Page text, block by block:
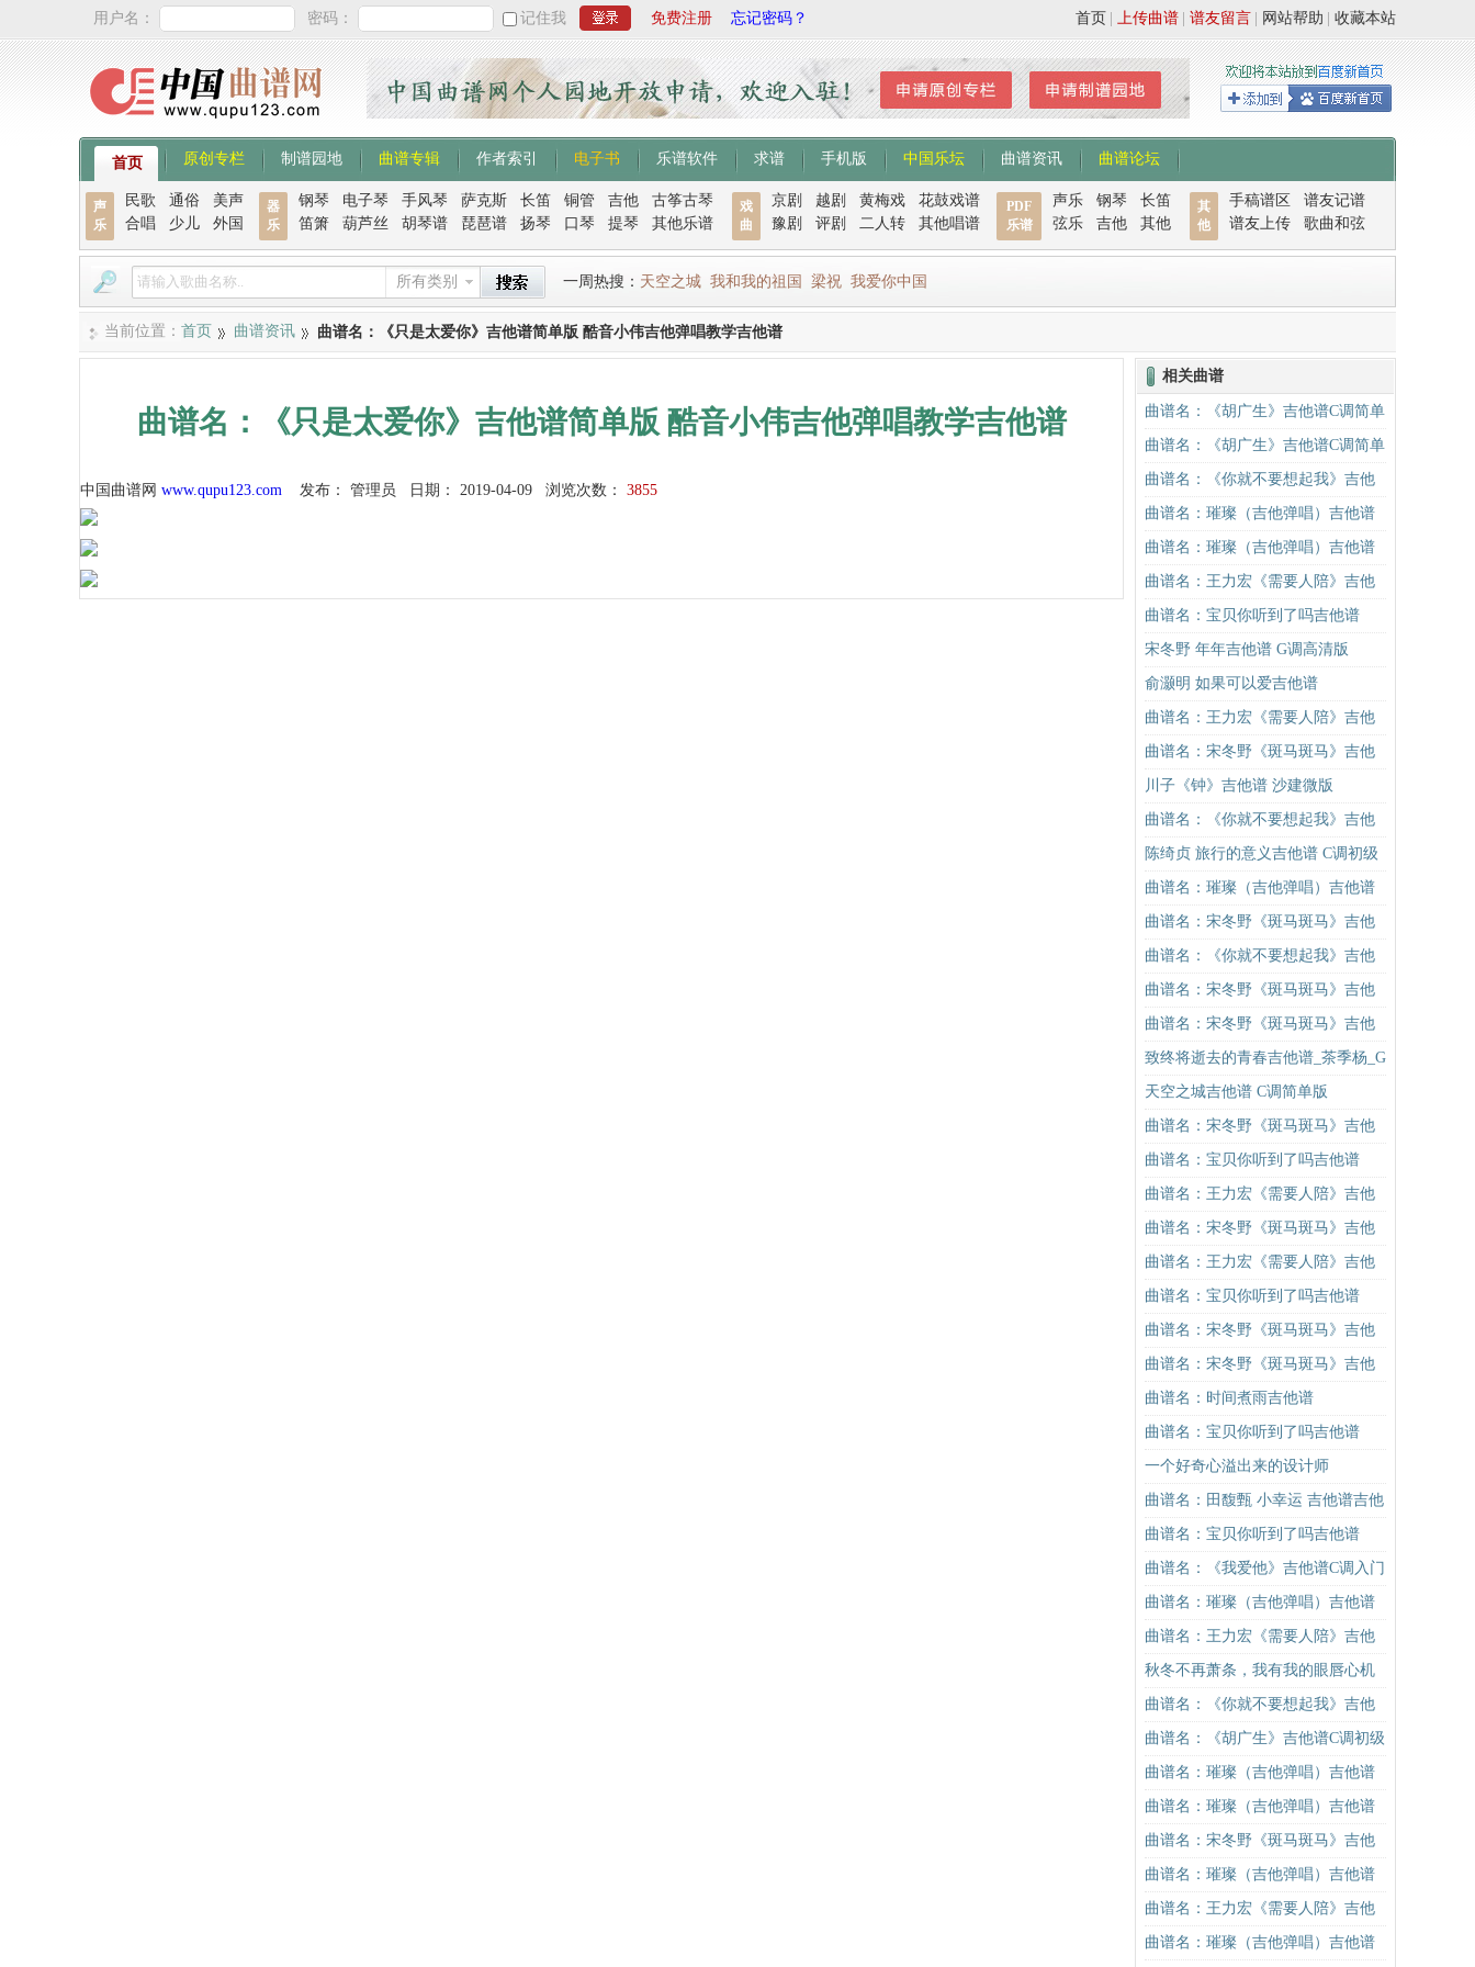
用户名： 密码： 记住我 免费注册 忘记密码？ 收藏本站
网站帮助
谱友留言
上传曲谱
首页
首页 原创专栏 制谱园地 曲谱专辑 作者索引 电子书 乐谱软件 求谱 手机版 中国乐坛 曲谱资讯 曲谱论坛
声
乐
民歌 通俗
美声
合唱
少儿 外国
器
乐
钢琴 电子琴 手风琴 萨克斯 长笛 铜管 吉他
古筝古琴
笛箫
葫芦丝 胡琴谱 琵琶谱 扬琴 口琴 提琴 其他乐谱
戏
曲
京剧 越剧 黄梅戏
花鼓戏谱
豫剧
评剧 二人转 其他唱谱
PDF
乐谱
声乐 钢琴
长笛
弦乐
吉他 其他
其
他
手稿谱区
谱友记谱
谱友上传
歌曲和弦
所有类别 一周热搜： 天空之城 我和我的祖国 梁祝 我爱你中国
当前位置： 首页 曲谱资讯 曲谱名：《只是太爱你》吉他谱简单版 酷音小伟吉他弹唱教学吉他谱
曲谱名：《只是太爱你》吉他谱简单版 酷音小伟吉他弹唱教学吉他谱
中国曲谱网 www.qupu123.com 发布： 管理员 日期： 2019-04-09 浏览次数： 3855
相关曲谱
曲谱名：《胡广生》吉他谱C调简单
版（酷音小伟吉他弹唱教学）吉他
谱
曲谱名：《胡广生》吉他谱C调简单
版（酷音小伟吉他弹唱教学）吉他
谱
曲谱名：《你就不要想起我》吉他
谱C调简单版吉他谱
曲谱名：璀璨（吉他弹唱）吉他谱
曲谱名：璀璨（吉他弹唱）吉他谱
曲谱名：王力宏《需要人陪》吉他
谱C调原版（酷音小伟吉他教学）吉
他谱
曲谱名：宝贝你听到了吗吉他谱
宋冬野 年年吉他谱 G调高清版
俞灏明 如果可以爱吉他谱
曲谱名：王力宏《需要人陪》吉他
谱C调原版（酷音小伟吉他教学）吉
他谱
曲谱名：宋冬野《斑马斑马》吉他
谱G调初级进阶版（酷音小伟吉他教
学）吉他谱
川子《钟》吉他谱 沙建微版
曲谱名：《你就不要想起我》吉他
谱C调简单版吉他谱
陈绮贞 旅行的意义吉他谱 C调初级
简单版
曲谱名：璀璨（吉他弹唱）吉他谱
曲谱名：宋冬野《斑马斑马》吉他
谱C调简单版（酷音小伟吉他教学）
吉他谱
曲谱名：《你就不要想起我》吉他
谱C调简单版吉他谱
曲谱名：宋冬野《斑马斑马》吉他
谱C调简单版（酷音小伟吉他教学）
吉他谱
曲谱名：宋冬野《斑马斑马》吉他
谱C调简单版（酷音小伟吉他教学）
吉他谱
致终将逝去的青春吉他谱_茶季杨_G
调六线谱完整版
天空之城吉他谱 C调简单版
曲谱名：宋冬野《斑马斑马》吉他
谱G调初级进阶版（酷音小伟吉他教
学）吉他谱
曲谱名：宝贝你听到了吗吉他谱
曲谱名：王力宏《需要人陪》吉他
谱C调原版（酷音小伟吉他教学）吉
他谱
曲谱名：宋冬野《斑马斑马》吉他
谱G调初级进阶版（酷音小伟吉他教
学）吉他谱
曲谱名：王力宏《需要人陪》吉他
谱C调原版（酷音小伟吉他教学）吉
他谱
曲谱名：宝贝你听到了吗吉他谱
曲谱名：宋冬野《斑马斑马》吉他
谱C调简单版（酷音小伟吉他教学）
吉他谱
曲谱名：宋冬野《斑马斑马》吉他
谱C调简单版（酷音小伟吉他教学）
吉他谱
曲谱名：时间煮雨吉他谱
曲谱名：宝贝你听到了吗吉他谱
一个好奇心溢出来的设计师
曲谱名：田馥甄 小幸运 吉他谱吉他
谱
曲谱名：宝贝你听到了吗吉他谱
曲谱名：《我爱他》吉他谱C调入门
版 抖音热曲 丁当 高音教编配吉他
谱
曲谱名：璀璨（吉他弹唱）吉他谱
曲谱名：王力宏《需要人陪》吉他
谱C调原版（酷音小伟吉他教学）吉
他谱
秋冬不再萧条，我有我的眼唇心机
曲谱名：《你就不要想起我》吉他
谱C调简单版吉他谱
曲谱名：《胡广生》吉他谱C调初级
进阶版（酷音小伟吉他弹唱教学）
吉他谱
曲谱名：璀璨（吉他弹唱）吉他谱
曲谱名：璀璨（吉他弹唱）吉他谱
曲谱名：宋冬野《斑马斑马》吉他
谱C调简单版（酷音小伟吉他教学）
吉他谱
曲谱名：璀璨（吉他弹唱）吉他谱
曲谱名：王力宏《需要人陪》吉他
谱C调原版（酷音小伟吉他教学）吉
曲谱名：璀璨（吉他弹唱）吉他谱